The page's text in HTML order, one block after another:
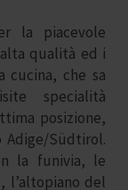
la piacevole
qualità ed i
cucina, che sa
specialità
posizione,
Adige/Südtirol.
la funivia, le
, l’altopiano del